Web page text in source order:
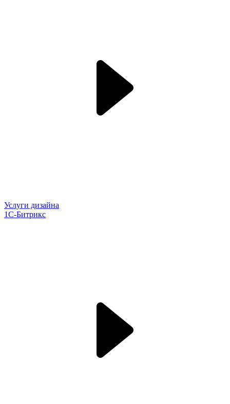
Услуги дизайна
1С-Битрикс